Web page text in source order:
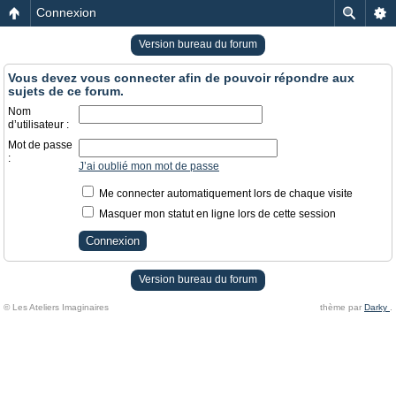
Connexion
Version bureau du forum
Vous devez vous connecter afin de pouvoir répondre aux
sujets de ce forum.
Nom
d’utilisateur :
Mot de passe
:
J’ai oublié mon mot de passe
Me connecter automatiquement lors de chaque visite
Masquer mon statut en ligne lors de cette session
Version bureau du forum
© Les Ateliers Imaginaires thème par Darky